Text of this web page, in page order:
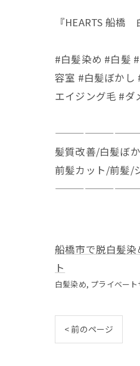
『HEARTS 船
#白髪染め #白髪
容室 #白髪ぼか
エイジング毛 #ダ
髪質改善/白髪ぼ
前髪カット/前髪/
船橋市で脱白髪染
ト
白髪染め プライベート
< 前のページ